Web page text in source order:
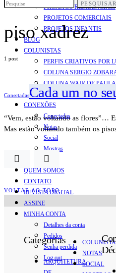
PROJETOS RESIDENCIAIS
PROJETOS COMERCIAIS
PROJETOS INFANTIS
BLOG
COLUNISTAS
PERFIS CRIATIVOS POR
COLUNA SERGIO
COLUNA WAIR DE PAULA
ARTE.IN.FORMA
CONEXÕES
Conectadas
Notas
Social
Mostras
QUEM SOMOS
CONTATO
REVISTA DIGITAL
ASSINE
MINHA CONTA
Detalhes da conta
Pedidos
Senha perdida
Log out
PESQUISAR
piso xadrez
1 post
ConectadasCada um no
“Vem, estão voltando as flores”…
Mas estão voltando também os
VOLTAR AO TOPO
Categorias
ARQUITETURA
NOTAS
SOCIAL